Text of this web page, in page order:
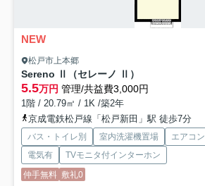
NEW
松戸市上本郷
Sereno Ⅱ（セレーノ Ⅱ）
5.5万円 管理/共益費3,000円
1階 / 20.79㎡ / 1K /築2年
京成電鉄松戸線「松戸新田」駅 徒歩7分
バス・トイレ別 室内洗濯機置場 エアコン
電気有
TVモニタ付インターホン
仲手無料 敷礼0